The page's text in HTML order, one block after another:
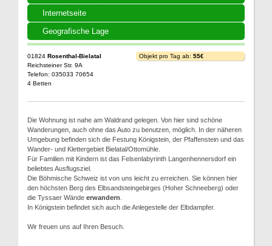
Internetseite
Geografische Lage
01824 Rosenthal-Bielatal
Reichsteiner Str. 9A
Telefon: 035033 70654
4 Betten
Objekt pro Tag ab: 55€
Die Wohnung ist nahe am Waldrand gelegen. Von hier sind schöne
Wanderungen, auch ohne das Auto zu benutzen, möglich. In der näheren
Umgebung befinden sich die Festung Königstein, der Pfaffenstein und das
Wander- und Klettergebiet Bielatal/Ottomühle.
Für Familien mit Kindern ist das Felsenlabyrinth Langenhennersdorf ein
beliebtes Ausflugsziel.
Die Böhmische Schweiz ist von uns leicht zu erreichen. Sie können hier
den höchsten Berg des Elbsandsteingebirges (Hoher Schneeberg) oder
die Tyssaer Wände erwandern
In Königstein befindet sich auch die Anlegestelle der Elbdampfer.
Wir freuen uns auf Ihren Besuch.